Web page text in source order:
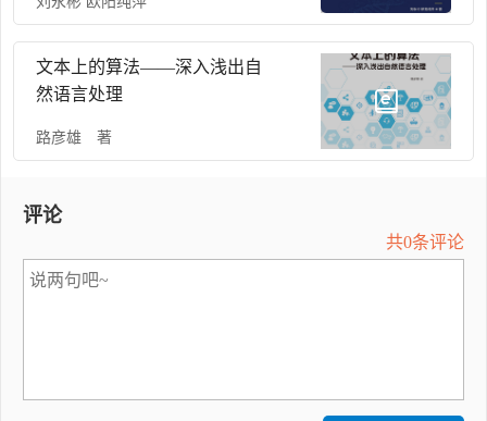
文本上的算法——深入浅出自
然语言处理
路彦雄 著
评论
共0条评论